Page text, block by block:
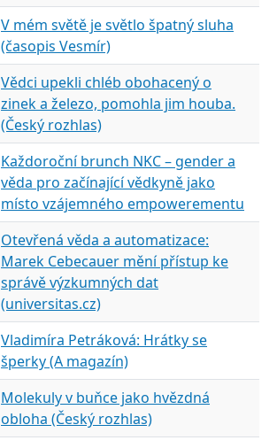
V mém světě je světlo špatný sluha
(časopis Vesmír)
Vědci upekli chléb obohacený o
zinek a železo, pomohla jim houba.
(Český rozhlas)
Každoroční brunch NKC – gender a
věda pro začínající vědkyně jako
místo vzájemného empowerementu
Otevřená věda a automatizace:
Marek Cebecauer mění přístup ke
správě výzkumných dat
(universitas.cz)
Vladimíra Petráková: Hrátky se
šperky (A magazín)
Molekuly v buňce jako hvězdná
obloha (Český rozhlas)